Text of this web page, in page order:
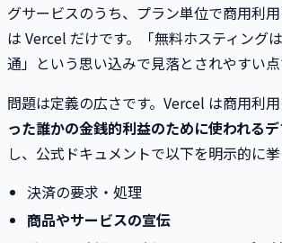
グサービスのうち、プラン単位で商用利
は Vercel だけです。「無料ホスティング
通」という思い込みで見落とされやすい点
問題は定義の広さです。Vercel は商用利
った誰かの金銭的利益のために使われるデ
し、公式ドキュメントで以下を明示的に挙
決済の要求・処理
商品やサービスの宣伝